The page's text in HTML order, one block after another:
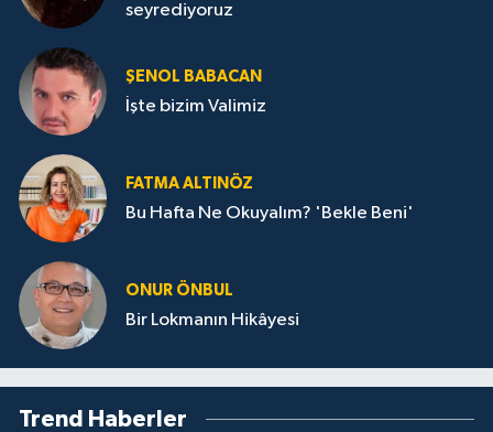
seyrediyoruz
ŞENOL BABACAN
İşte bizim Valimiz
FATMA ALTINÖZ
Bu Hafta Ne Okuyalım? 'Bekle Beni'
ONUR ÖNBUL
Bir Lokmanın Hikâyesi
Trend Haberler